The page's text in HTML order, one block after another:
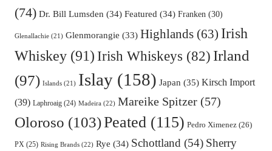
(74) Dr. Bill Lumsden (34) Featured (34) Franken(30)
Glenallachie(21) Glenmorangie (33) Highlands(63) Irish
Whiskey(91) Irish Whiskeys (82) Irland
(97) Islands(21) Islay(158) Japan (35) Kirsch Import
(39) Laphroaig(24) Madeira(22) Mareike Spitzer(57)
Oloroso (103)Peated(115) Pedro Ximenez(26)
PX(25) Rising Brands(22) Rye (34) Schottland (54) Sherry